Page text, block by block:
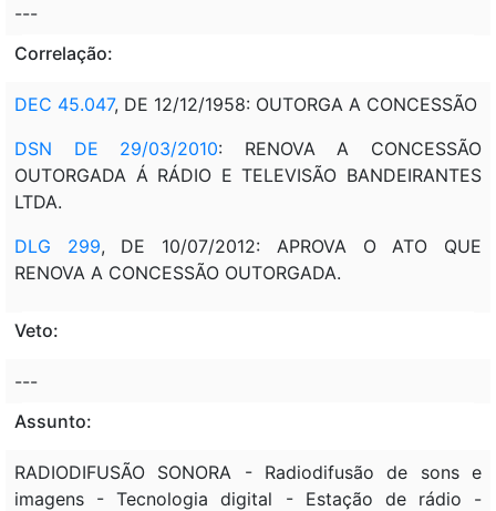
---
Correlação:
DEC 45.047, DE 12/12/1958: OUTORGA A CONCESSÃO
DSN DE 29/03/2010: RENOVA A CONCESSÃO
OUTORGADA Á RÁDIO E TELEVISÃO BANDEIRANTES
LTDA.
DLG 299, DE 10/07/2012: APROVA O ATO QUE
RENOVA A CONCESSÃO OUTORGADA.
Veto:
---
Assunto:
RADIODIFUSÃO SONORA - Radiodifusão de sons e
imagens - Tecnologia digital - Estação de rádio -